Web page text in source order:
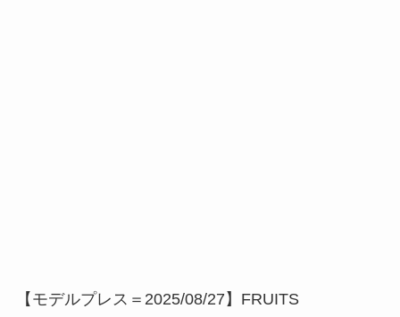
【モデルプレス＝2025/08/27】FRUITS